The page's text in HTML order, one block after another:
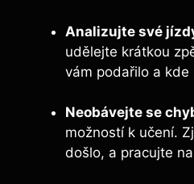
Analizujte své
udělejte krátkou
vám podařilo a kde
Neobávejte se
možností k učení.
došlo, a pracujte